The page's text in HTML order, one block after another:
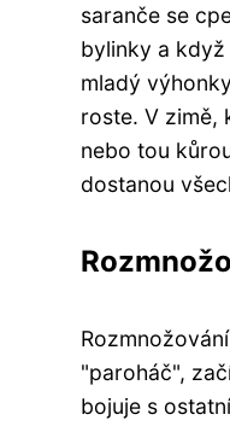
saranče se
bylinky a
mladý
roste. V zimě,
nebo tou
dostanou
"paroháč",
bojuje s